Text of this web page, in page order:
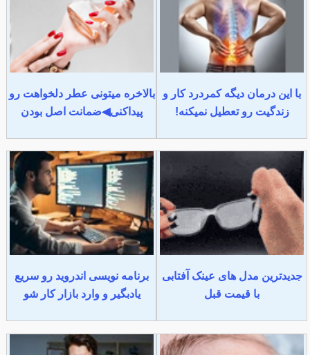
با این درمان دیگه کمردرد کار و
زندگیت رو تعطیل نمیکنه!
بالاخره میتونی عطر دلخواهت رو
پیداکنی◀ضمانت اصل بودن
جدیدترین مدل های عینک آفتابی
با قیمت قبل
برنامه نویسی اندروید رو سریع
یادبگیر و وارد بازار کار شو